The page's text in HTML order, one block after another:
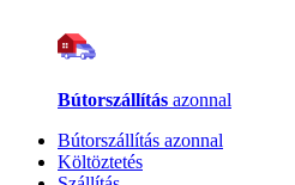
Bútorszállítás azonnal
Bútorszállítás azonnal
Költöztetés